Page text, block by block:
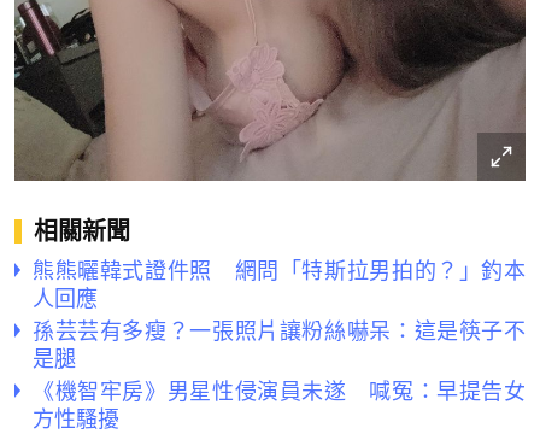
相關新聞
熊熊曬韓式證件照 網問「特斯拉男拍的？」釣本
人回應
孫芸芸有多瘦？一張照片讓粉絲嚇呆：這是筷子不
是腿
《機智牢房》男星性侵演員未遂 喊冤：早提告女
方性騷擾